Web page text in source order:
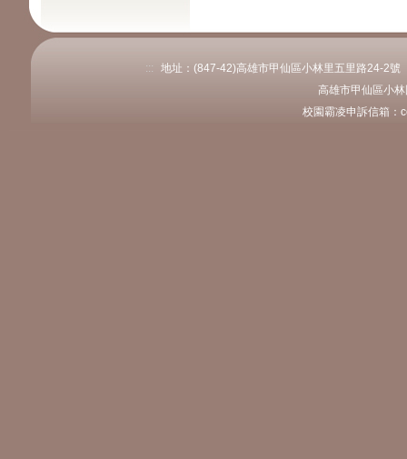
:::
地址：(847-42)高雄市甲仙區小林里五里路24-2
高雄市甲仙區小
校園霸凌申訴信箱：